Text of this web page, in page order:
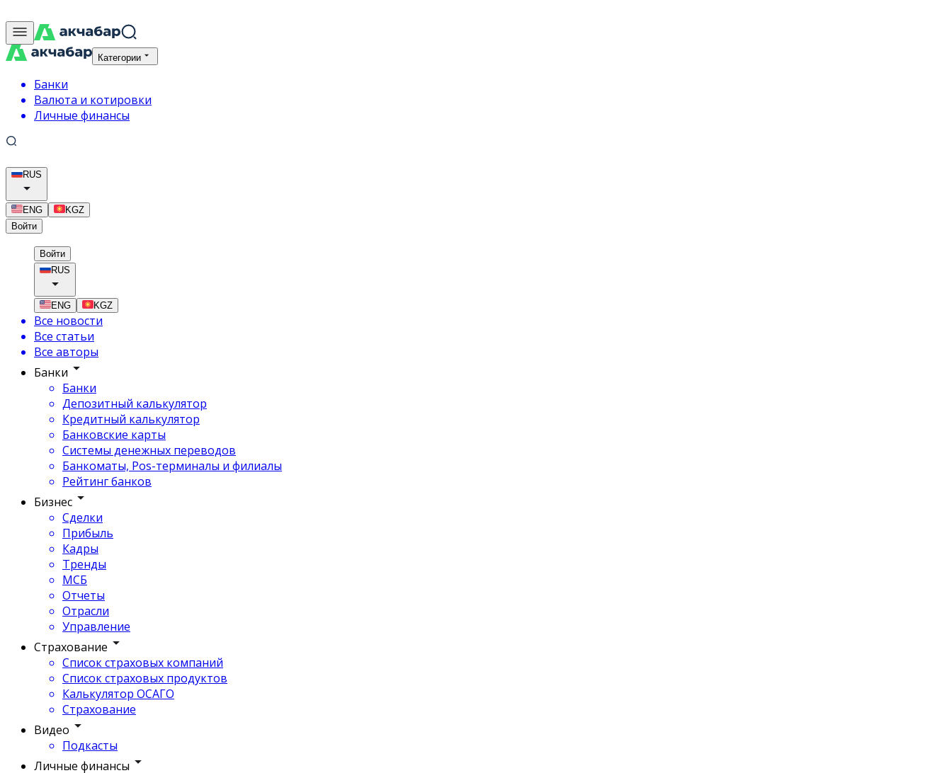
Категории
Банки
Валюта и котировки
Личные финансы
RUS
ENG
KGZ
Войти
Войти
RUS
ENG KGZ
Все новости
Все статьи
Все авторы
Банки
Банки
Депозитный калькулятор
Кредитный калькулятор
Банковские карты
Системы денежных переводов
Банкоматы, Pos-терминалы и филиалы
Рейтинг банков
Бизнес
Сделки
Прибыль
Кадры
Тренды
МСБ
Отчеты
Отрасли
Управление
Страхование
Список страховых компаний
Список страховых продуктов
Калькулятор ОСАГО
Страхование
Видео
Подкасты
Личные финансы